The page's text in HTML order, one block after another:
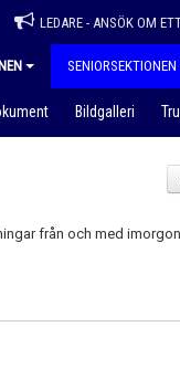
LEDARE - ANSÖK OM
SENIORSEKTIONEN
Bildgalleri
från och med